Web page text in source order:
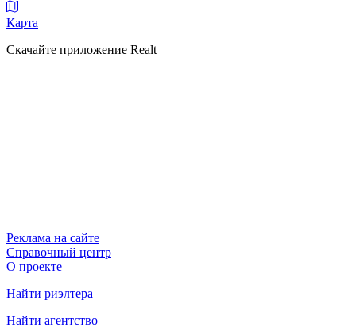
Карта
Скачайте приложение Realt
Реклама на сайте
Справочный центр
О проекте
Найти риэлтера
Найти агентство